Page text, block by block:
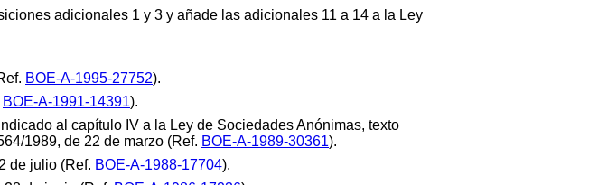
adicionales 1 y 3 y añade las adicionales 11 a 14 a la Ley
BOE-A-1995-27752).
BOE-A-1991-14391).
al capítulo IV a la Ley de Sociedades Anónimas, texto
1989, de 22 de marzo (Ref. BOE-A-1989-30361).
de julio (Ref. BOE-A-1988-17704).